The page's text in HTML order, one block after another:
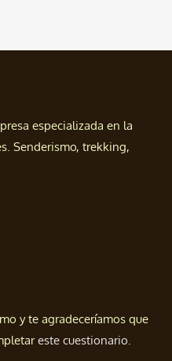
especializada en la
Senderismo, trekking,
y te agradeceríamos que
este cuestionario.